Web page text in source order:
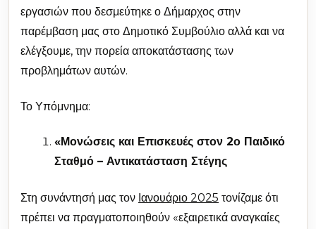
εργασιών που δεσμεύτηκε ο Δήμαρχος στην
παρέμβαση μας στο Δημοτικό Συμβούλιο αλλά και να
ελέγξουμε, την πορεία αποκατάστασης των
προβλημάτων αυτών.
Το Υπόμνημα:
«Μονώσεις και Επισκευές στον 2ο Παιδικό
Σταθμό – Αντικατάσταση Στέγης
Στη συνάντησή μας τον Ιανουάριο 2025 τονίζαμε ότι
πρέπει να πραγματοποιηθούν «εξαιρετικά αναγκαίες